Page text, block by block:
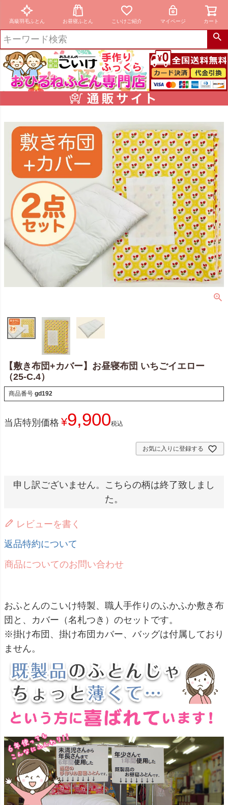
高級羽毛ふとん お昼寝ふとん こいけご紹介 マイページ カート
【敷き布団+カバー】お昼寝布団 いちごイエロー
（25-C.4）
商品番号 gd192
当店特別価格 ¥9,900税込
お気に入りに登録する
申し訳ございません。こちらの柄は終了致しまし
た。
レビューを書く
返品特約について
商品についてのお問い合わせ
おふとんのこいけ特製、職人手作りのふかふか敷き布
団と、カバー（名札つき）のセットです。
※掛け布団、掛け布団カバー、バッグは付属しており
ません。